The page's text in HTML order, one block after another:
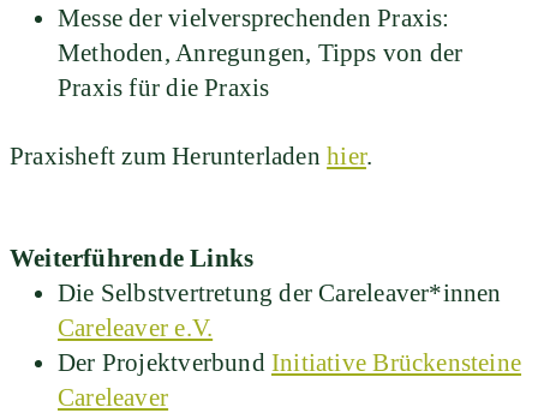
Messe der vielversprechenden Praxis:
Methoden, Anregungen, Tipps von der
Praxis für die Praxis
Praxisheft zum Herunterladenhier.
Weiterführende Links
Die Selbstvertretung der Careleaver*innen
Careleaver e.V.
Der Projektverbund Initiative Brückensteine
Careleaver